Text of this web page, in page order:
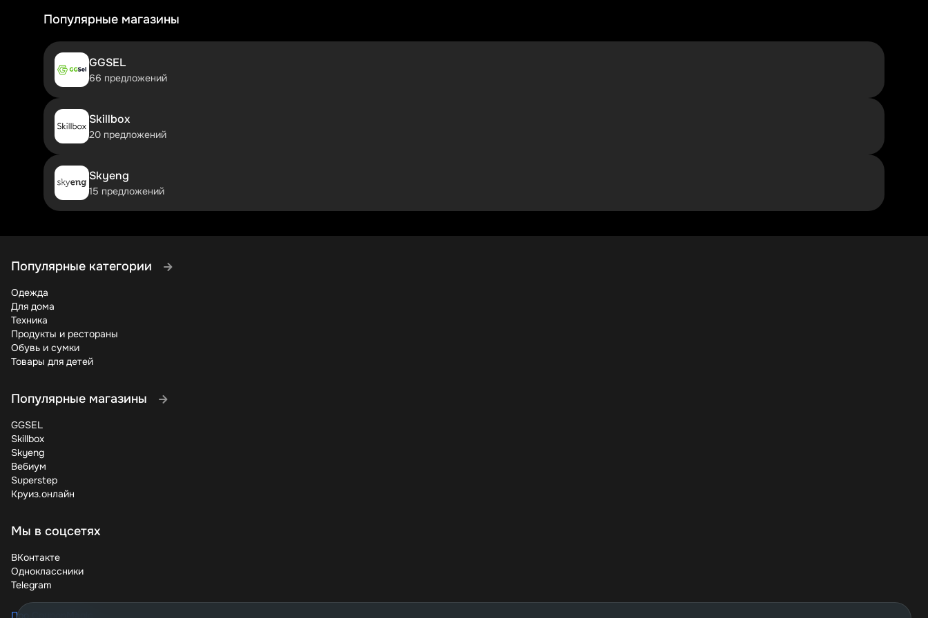
Популярные магазины
GGSEL
66 предложений
Skillbox
20 предложений
Skyeng
15 предложений
Популярные категории
Одежда
Для дома
Техника
Продукты и рестораны
Обувь и сумки
Товары для детей
Популярные магазины
GGSEL
Skillbox
Skyeng
Вебиум
Superstep
Круиз.онлайн
Мы в соцсетях
ВКонтакте
Одноклассники
Telegram
Про CouponMagic